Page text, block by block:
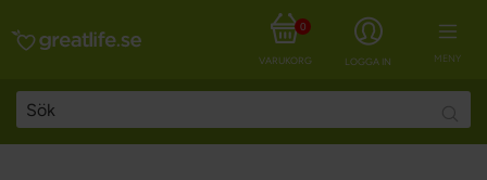
MENY
LOGGA IN
VARUKORG
0